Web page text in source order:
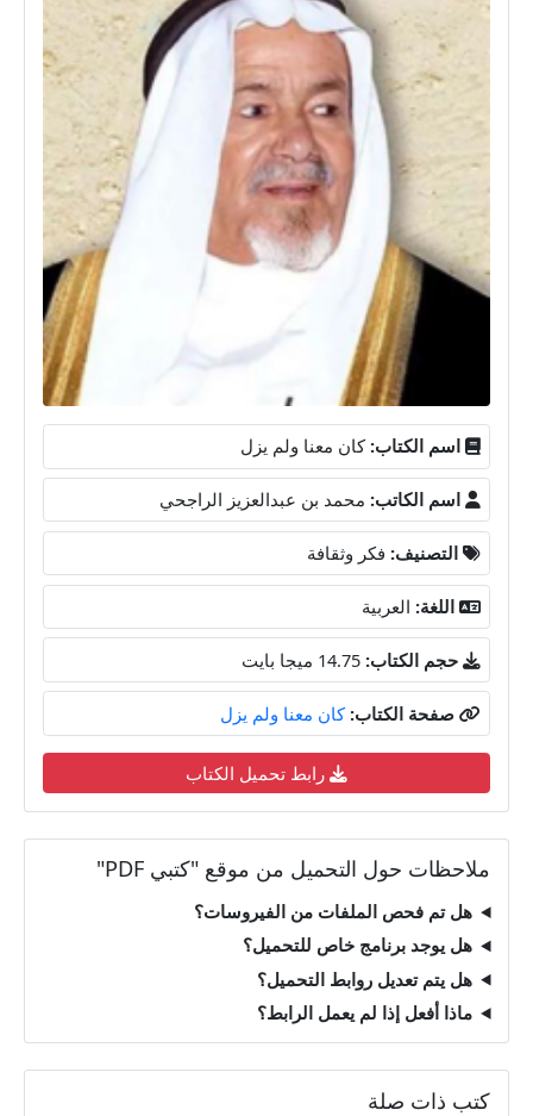
اسم الكتاب: كان معنا ولم يزل
اسم الكاتب: محمد بن عبدالعزيز الراجحي
التصنيف: فكر وثقافة
اللغة: العربية
حجم الكتاب: 14.75 ميجا بايت
صفحة الكتاب: كان معنا ولم يزل
رابط تحميل الكتاب
ملاحظات حول التحميل من موقع "كتبي PDF"
هل تم فحص الملفات من الفيروسات؟
هل يوجد برنامج خاص للتحميل؟
هل يتم تعديل روابط التحميل؟
ماذا أفعل إذا لم يعمل الرابط؟
كتب ذات صلة